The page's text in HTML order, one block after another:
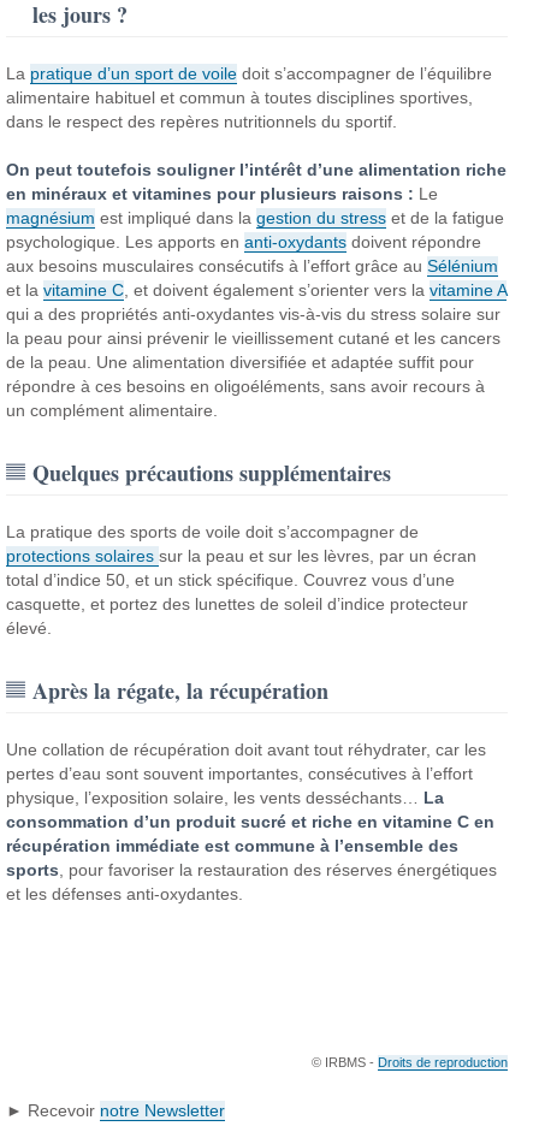
les jours ?
La pratique d’un sport de voile doit s’accompagner de l’équilibre
alimentaire habituel et commun à toutes disciplines sportives,
dans le respect des repères nutritionnels du sportif.
On peut toutefois souligner l’intérêt d’une alimentation riche
en minéraux et vitamines pour plusieurs raisons : Le
magnésium est impliqué dans lagestion du stress et de la fatigue
psychologique. Les apports enanti-oxydants doivent répondre
aux besoins musculaires consécutifs à l’effort grâce auSélénium
et lavitamine C , et doivent également s’orienter vers lavitamine A
qui a des propriétés anti-oxydantes vis-à-vis du stress solaire sur
la peau pour ainsi prévenir le vieillissement cutané et les cancers
de la peau. Une alimentation diversifiée et adaptée suffit pour
répondre à ces besoins en oligoéléments, sans avoir recours à
un complément alimentaire.
Quelques précautions supplémentaires
La pratique des sports de voile doit s’accompagner de
protections solairessur la peau et sur les lèvres, par un écran
total d’indice 50, et un stick spécifique. Couvrez vous d’une
casquette, et portez des lunettes de soleil d’indice protecteur
élevé.
Après la régate, la récupération
Une collation de récupération doit avant tout réhydrater, car les
pertes d’eau sont souvent importantes, consécutives à l’effort
physique, l’exposition solaire, les vents desséchants… La
consommation d’un produit sucré et riche en vitamine C en
récupération immédiate est commune à l’ensemble des
sports , pour favoriser la restauration des réserves énergétiques
et les défenses anti-oxydantes.
© IRBMS - Droits de reproduction
► Recevoir notre Newsletter